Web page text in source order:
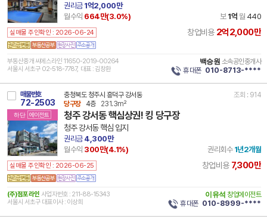
권리금1억2,000만
월수익 664만(3.0%) 보 1억 월 440
실매물 주인확인 : 2026-06-24 창업비용 2억2,000만
부동산중개 씨에스라인 11650-2019-00264
서울시 서초구 02-518-7787, 대표 : 김창환
백승원 소속공인중개사
휴대폰 010-8713-****
매물번호
72-2503
하단 에이전트
충청북도 청주시 흥덕구 강서동
조회 : 914
당구장
4층 231.3m²
청주 강서동 핵심상권! 킹 당구장
청주 강서동 핵심 입지
권리금4,300만
월수익 300만(4.1%) 권리회수 1년2개월
실매물 주인확인 : 2026-06-25 창업비용 7,300만
(주)점포라인 사업자번호 : 211-88-15343
서울시 서초구 대표이사 : 이상희
이유석 창업에이전트
휴대폰 010-8999-****